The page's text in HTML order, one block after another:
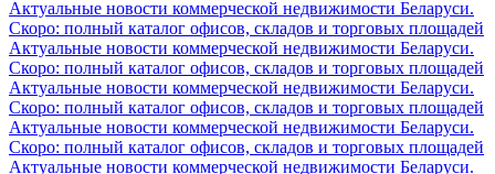
Актуальные новости коммерческой недвижимости Беларуси.
Скоро: полный каталог офисов, складов и торговых площадей
Актуальные новости коммерческой недвижимости Беларуси.
Скоро: полный каталог офисов, складов и торговых площадей
Актуальные новости коммерческой недвижимости Беларуси.
Скоро: полный каталог офисов, складов и торговых площадей
Актуальные новости коммерческой недвижимости Беларуси.
Скоро: полный каталог офисов, складов и торговых площадей
Актуальные новости коммерческой недвижимости Беларуси.